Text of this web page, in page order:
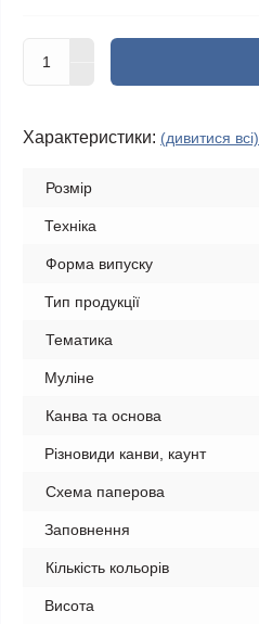
Характеристики: (дивитися всі)
Розмір
Техніка
Форма випуску
Тип продукції
Тематика
Муліне
Канва та основа
Різновиди канви, каунт
Схема паперова
Заповнення
Кількість кольорів
Висота